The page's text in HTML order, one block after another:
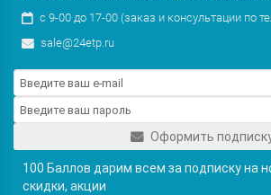
с 9-00 до 17-00 (заказ и консультации по
sale@24etp.ru
Оформить
100 Баллов дарим всем за подписку на
скидки, акции